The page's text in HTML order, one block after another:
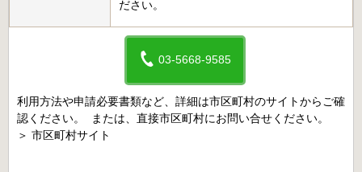
ださい。
03-5668-9585
利用方法や申請必要書類など、詳細は市区町村のサイトからご確
認ください。 または、直接市区町村にお問い合せください。
＞ 市区町村サイト